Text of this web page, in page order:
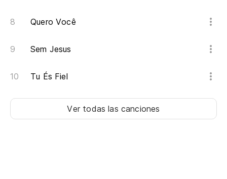
Quero Você
Sem Jesus
Tu És Fiel
Ver todas las canciones